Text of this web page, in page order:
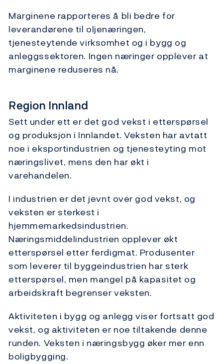
Marginene rapporteres å bli bedre for
leverandørene til oljenæringen,
tjenesteytende virksomhet og i bygg og
anleggssektoren. Ingen næringer opplever at
marginene reduseres nå.
Region Innland
Sett under ett er det god vekst i etterspørsel
og produksjon i Innlandet. Veksten har avtatt
noe i eksportindustrien og tjenesteyting mot
næringslivet, mens den har økt i
varehandelen.
I industrien er det jevnt over god vekst, og
veksten er sterkest i
hjemmemarkedsindustrien.
Næringsmiddelindustrien opplever økt
etterspørsel etter ferdigmat. Produsenter
som leverer til byggeindustrien har sterk
etterspørsel, men mangel på kapasitet og
arbeidskraft begrenser veksten.
Aktiviteten i bygg og anlegg viser fortsatt god
vekst, og aktiviteten er noe tiltakende denne
runden. Veksten i næringsbygg øker mer enn
boligbygging.